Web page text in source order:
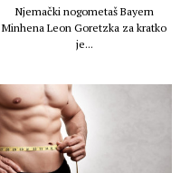
Njemački nogometaš Bayern
Minhena Leon Goretzka za kratko
je...